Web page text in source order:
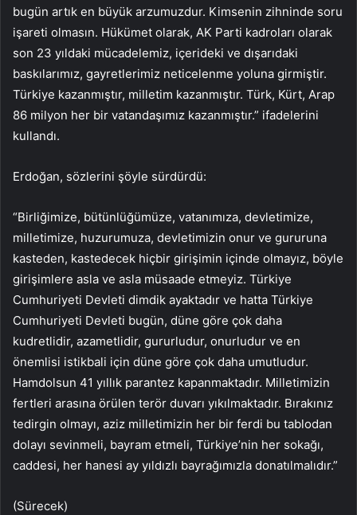
bugün artık en büyük arzumuzdur. Kimsenin zihninde soru
işareti olmasın. Hükümet olarak, AK Parti kadroları olarak
son 23 yıldaki mücadelemiz, içerideki ve dışarıdaki
baskılarımız, gayretlerimiz neticelenme yoluna girmiştir.
Türkiye kazanmıştır, milletim kazanmıştır. Türk, Kürt, Arap
86 milyon her bir vatandaşımız kazanmıştır.” ifadelerini
kullandı.
Erdoğan, sözlerini şöyle sürdürdü:
“Birliğimize, bütünlüğümüze, vatanımıza, devletimize,
milletimize, huzurumuza, devletimizin onur ve gururuna
kasteden, kastedecek hiçbir girişimin içinde olmayız, böyle
girişimlere asla ve asla müsaade etmeyiz. Türkiye
Cumhuriyeti Devleti dimdik ayaktadır ve hatta Türkiye
Cumhuriyeti Devleti bugün, düne göre çok daha
kudretlidir, azametlidir, gururludur, onurludur ve en
önemlisi istikbali için düne göre çok daha umutludur.
Hamdolsun 41 yıllık parantez kapanmaktadır. Milletimizin
fertleri arasına örülen terör duvarı yıkılmaktadır. Bırakınız
tedirgin olmayı, aziz milletimizin her bir ferdi bu tablodan
dolayı sevinmeli, bayram etmeli, Türkiye’nin her sokağı,
caddesi, her hanesi ay yıldızlı bayrağımızla donatılmalıdır.”
(Sürecek)